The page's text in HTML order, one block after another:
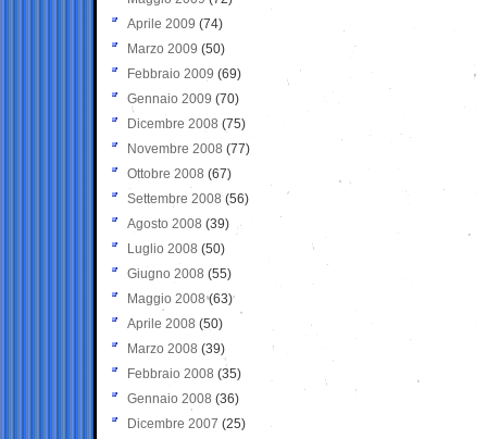
Aprile 2009 (74)
Marzo 2009 (50)
Febbraio 2009 (69)
Gennaio 2009 (70)
Dicembre 2008 (75)
Novembre 2008 (77)
Ottobre 2008 (67)
Settembre 2008 (56)
Agosto 2008 (39)
Luglio 2008 (50)
Giugno 2008 (55)
Maggio 2008(63)
Aprile 2008 (50)
Marzo 2008 (39)
Febbraio 2008 (35)
Gennaio 2008 (36)
Dicembre 2007 (25)